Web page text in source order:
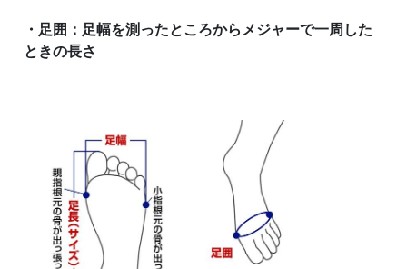
・足囲：足幅を測ったところからメジャーで一周した
ときの長さ